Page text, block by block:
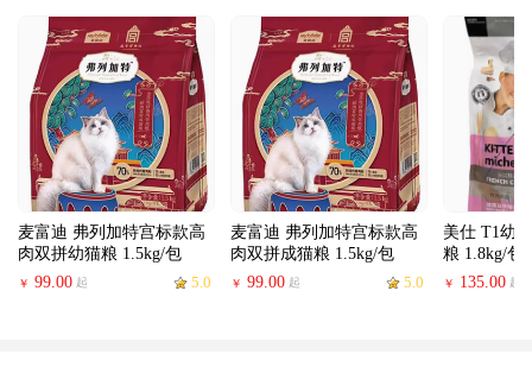
麦富迪 弗列加特宫标款高
肉双拼幼猫粮 1.5kg/包
￥ 99.00 起 5.0
麦富迪 弗列加特宫标款高
肉双拼成猫粮 1.5kg/包
￥ 99.00 起 5.0
美仕 T1幼
粮 1.8kg/包
￥ 135.00 起